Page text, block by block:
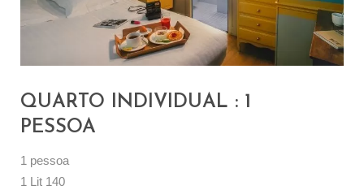
QUARTO INDIVIDUAL : 1
PESSOA
1 pessoa
1 Lit 140